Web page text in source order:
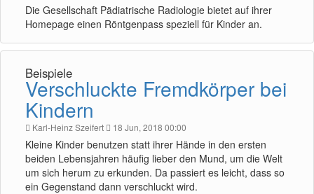
Die Gesellschaft Pädiatrische Radiologie bietet auf ihrer
Homepage einen Röntgenpass speziell für Kinder an.
Beispiele
Verschluckte Fremdkörper bei
Kindern
Karl-Heinz Szeifert 18 Jun, 2018 00:00
Kleine Kinder benutzen statt ihrer Hände in den ersten
beiden Lebensjahren häufig lieber den Mund, um die Welt
um sich herum zu erkunden. Da passiert es leicht, dass so
ein Gegenstand dann verschluckt wird.